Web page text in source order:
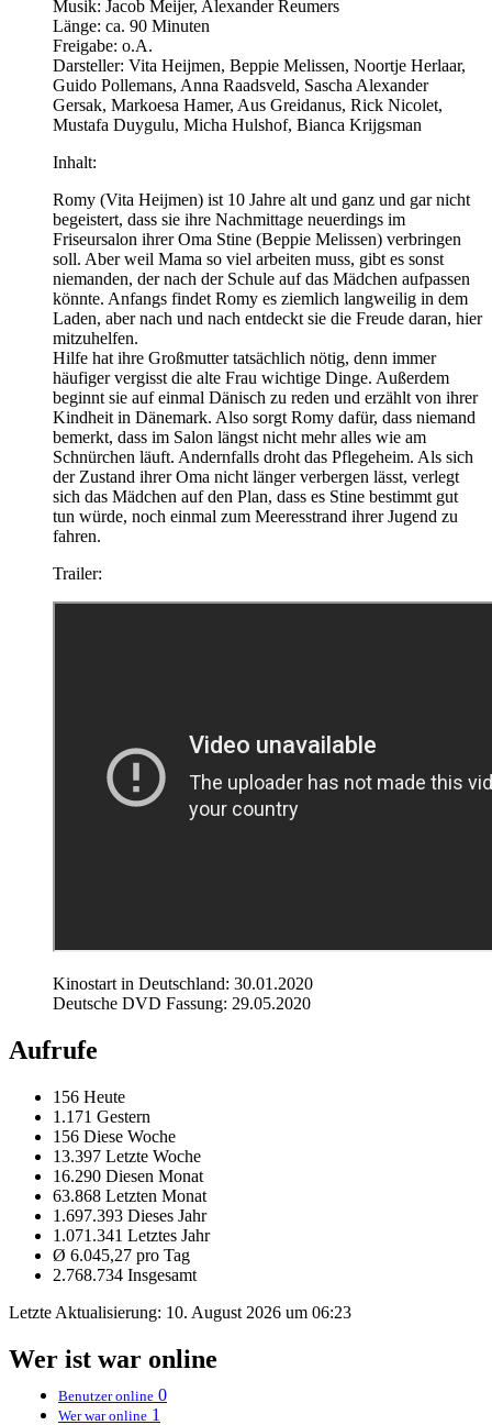
Musik: Jacob Meijer, Alexander Reumers
Länge: ca. 90 Minuten
Freigabe: o.A.
Darsteller: Vita Heijmen, Beppie Melissen, Noortje Herlaar,
Guido Pollemans, Anna Raadsveld, Sascha Alexander
Gersak, Markoesa Hamer, Aus Greidanus, Rick Nicolet,
Mustafa Duygulu, Micha Hulshof, Bianca Krijgsman
Inhalt:
Romy (Vita Heijmen) ist 10 Jahre alt und ganz und gar nicht
begeistert, dass sie ihre Nachmittage neuerdings im
Friseursalon ihrer Oma Stine (Beppie Melissen) verbringen
soll. Aber weil Mama so viel arbeiten muss, gibt es sonst
niemanden, der nach der Schule auf das Mädchen aufpassen
könnte. Anfangs findet Romy es ziemlich langweilig in dem
Laden, aber nach und nach entdeckt sie die Freude daran, hier
mitzuhelfen.
Hilfe hat ihre Großmutter tatsächlich nötig, denn immer
häufiger vergisst die alte Frau wichtige Dinge. Außerdem
beginnt sie auf einmal Dänisch zu reden und erzählt von ihrer
Kindheit in Dänemark. Also sorgt Romy dafür, dass niemand
bemerkt, dass im Salon längst nicht mehr alles wie am
Schnürchen läuft. Andernfalls droht das Pflegeheim. Als sich
der Zustand ihrer Oma nicht länger verbergen lässt, verlegt
sich das Mädchen auf den Plan, dass es Stine bestimmt gut
tun würde, noch einmal zum Meeresstrand ihrer Jugend zu
fahren.
Trailer:
Kinostart in Deutschland: 30.01.2020
Deutsche DVD Fassung: 29.05.2020
Aufrufe
156 Heute
1.171 Gestern
156 Diese Woche
13.397 Letzte Woche
16.290 Diesen Monat
63.868 Letzten Monat
1.697.393 Dieses Jahr
1.071.341 Letztes Jahr
Ø 6.045,27 pro Tag
2.768.734 Insgesamt
Letzte Aktualisierung: 10. August 2026 um 06:23
Wer ist war online
Benutzer online 0
Wer war online 1